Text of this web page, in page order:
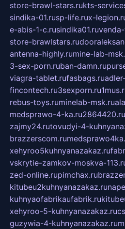
store-brawl-stars.rukts-
sindika-01.rusp-life.rux-
e-abis-1-c.rusindika01.ru
store-brawlstars.ru
antenna-highly.rumine-lab-
3-sex-porn.ruban-damn.ru
viagra-tablet.rufasbags.ru
fincontech.ru3sexporn.ru
rebus-toys.ruminelab-msk.ru
medsprawo-4-ka.ru2864420.ru
zajmy24.rutovudyi-4-
brazzerscom.ru
xehyroo5kuhnyanazakaz.ru
vskrytie-zamkov-moskva-
zed-online.rupimchax.ru
kitubeu2kuhnyanazakaz.ru
kuhnyaofabrikaufabrik.ru
xehyroo-5-kuhnyanazakaz.ru
guzywia-4-kuhnyanazakaz.ru